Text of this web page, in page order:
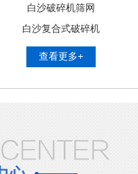
白沙破碎机筛网
白沙复合式破碎机
查看更多+